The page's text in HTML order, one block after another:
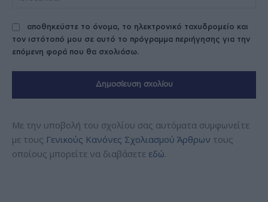
αποθηκεύστε το όνομα, το ηλεκτρονικό ταχυδρομείο και
τον ιστότοπό μου σε αυτό το πρόγραμμα περιήγησης για την
επόμενη φορά που θα σχολιάσω.
Με την υποβολή του σχολίου σας αυτόματα συμφωνείτε
με τους Γενικούς Κανόνες Σχολιασμού Άρθρων τους
οποίους μπορείτε να διαβάσετε εδώ.